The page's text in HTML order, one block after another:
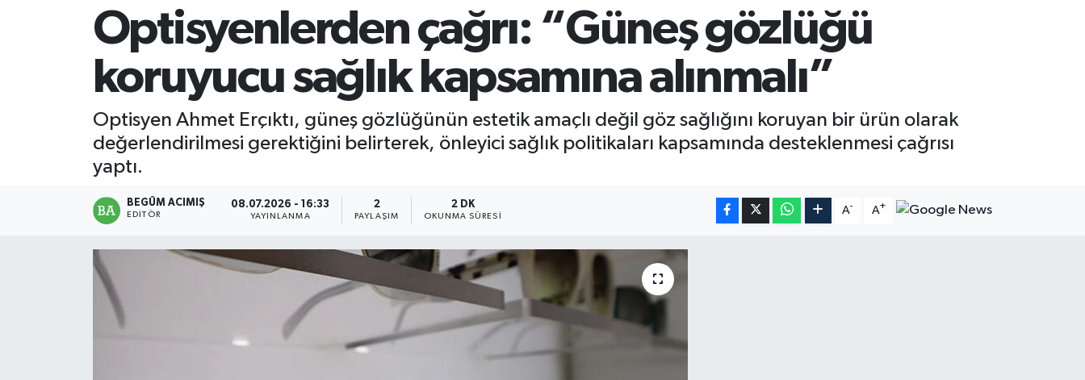
Optisyenlerden çağrı: “Güneş gözlüğü
koruyucu sağlık kapsamına alınmalı”
Optisyen Ahmet Erçıktı, güneş gözlüğünün estetik amaçlı değil göz sağlığını koruyan bir ürün olarak
değerlendirilmesi gerektiğini belirterek, önleyici sağlık politikaları kapsamında desteklenmesi çağrısı
yaptı.
BEGÜM ACIMIŞ
EDITÖR
08.07.2026 - 16:33
YAYINLANMA
2
PAYLAŞIM
2 DK
OKUNMA SÜRESI
A- A+
Magazin
Mersin Tarihi
Özel Haber